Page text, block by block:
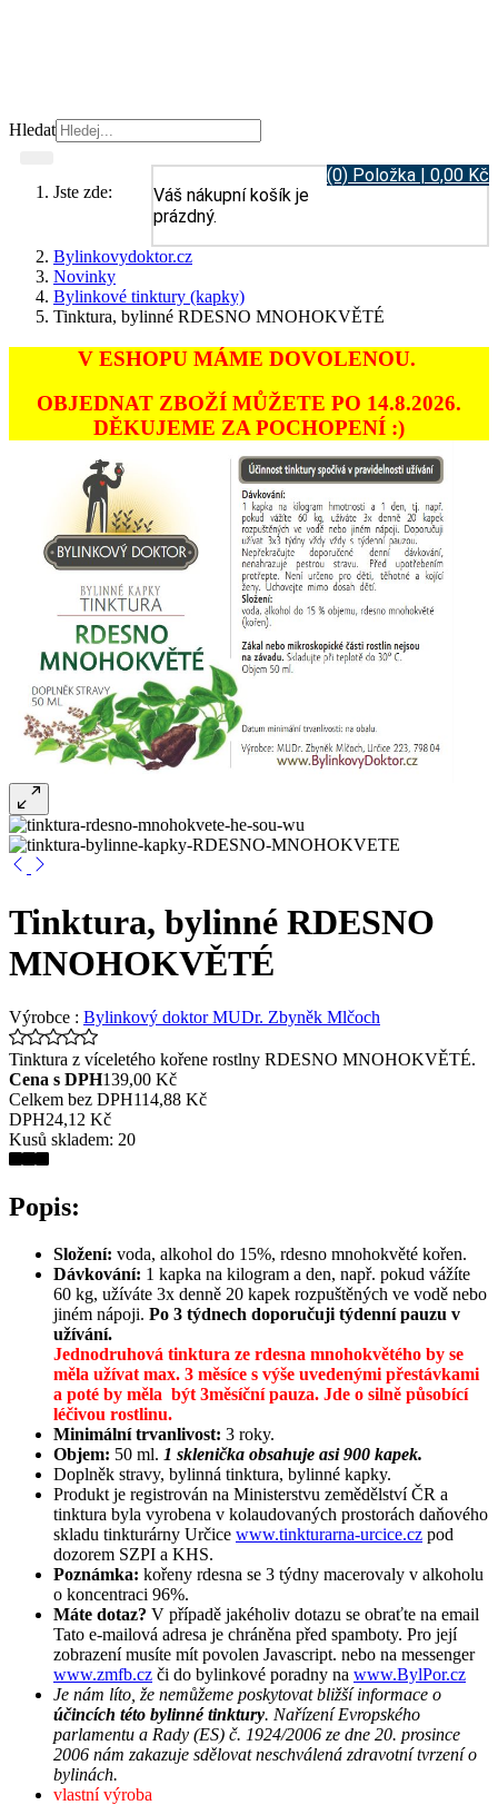
Hledat
(0) Položka | 0,00 Kč
Váš nákupní košík je
prázdný.
Jste zde:
Bylinkovydoktor.cz
Novinky
Bylinkové tinktury (kapky)
Tinktura, bylinné RDESNO MNOHOKVĚTÉ
V ESHOPU MÁME DOVOLENOU.
OBJEDNAT ZBOŽÍ MŮŽETE PO 14.8.2026.
DĚKUJEME ZA POCHOPENÍ :)
Tinktura, bylinné RDESNO
MNOHOKVĚTÉ
Výrobce : Bylinkový doktor MUDr. Zbyněk Mlčoch
Tinktura z víceletého kořene rostlny RDESNO MNOHOKVĚTÉ.
Cena s DPH139,00 Kč
Celkem bez DPH114,88 Kč
DPH24,12 Kč
Kusů skladem: 20
Popis:
Složení: voda, alkohol do 15%, rdesno mnohokvěté kořen.
Dávkování: 1 kapka na kilogram a den, např. pokud vážíte
60 kg, užíváte 3x denně 20 kapek rozpuštěných ve vodě nebo
jiném nápoji. Po 3 týdnech doporučuji týdenní pauzu v
užívání.
Jednodruhová tinktura ze rdesna mnohokvětého by se
měla užívat max. 3 měsíce s výše uvedenými přestávkami
a poté by měla být 3měsíční pauza. Jde o silně působící
léčivou rostlinu.
Minimální trvanlivost: 3 roky.
Objem: 50 ml. 1 sklenička obsahuje asi 900 kapek.
Doplněk stravy, bylinná tinktura, bylinné kapky.
Produkt je registrován na Ministerstvu zemědělství ČR a
tinktura byla vyrobena v kolaudovaných prostorách daňového
skladu tinkturárny Určice www.tinkturarna-urcice.cz pod
dozorem SZPI a KHS.
Poznámka: kořeny rdesna se 3 týdny macerovaly v alkoholu
o koncentraci 96%.
Máte dotaz? V případě jakéholiv dotazu se obraťte na email
Tato e-mailová adresa je chráněna před spamboty. Pro její
zobrazení musíte mít povolen Javascript. nebo na messenger
www.zmfb.cz či do bylinkové poradny na www.BylPor.cz
Je nám líto, že nemůžeme poskytovat bližší informace o
účincích této bylinné tinktury. Nařízení Evropského
parlamentu a Rady (ES) č. 1924/2006 ze dne 20. prosince
2006 nám zakazuje sdělovat neschválená zdravotní tvrzení o
bylinách.
vlastní výroba